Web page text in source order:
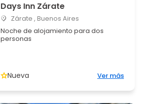
Days Inn Zárate
Zárate , Buenos Aires
Noche de alojamiento para dos
personas
Nueva Ver más